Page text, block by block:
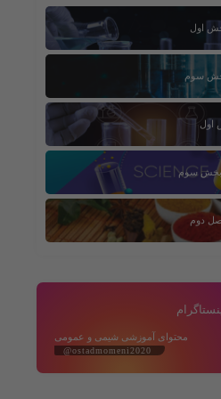
اول
سوم
اول
بخش سوم
دوم
محتوای آموزشی شیمی و عمومی
@ostadmomeni2020